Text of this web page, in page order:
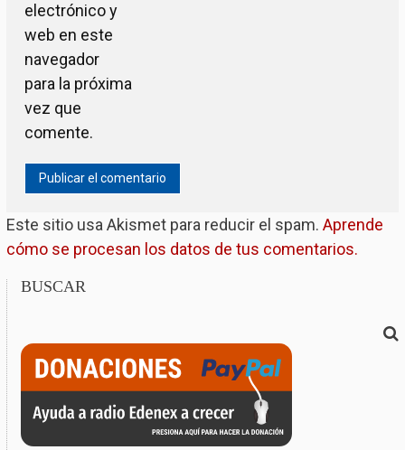
electrónico y
web en este
navegador
para la próxima
vez que
comente.
Este sitio usa Akismet para reducir el spam. Aprende
cómo se procesan los datos de tus comentarios.
BUSCAR